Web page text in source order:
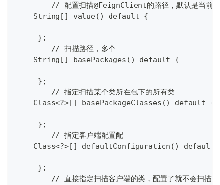
// 配置扫描@FeignClient的路径，默认是当
    String[] value() default {
     };
	// 扫描路径，多个
    String[] basePackages() default {
     };
	// 指定扫描某个类所在包下的所有类
    Class<?>[] basePackageClasses() default {
     };
	// 指定客户端配置配
Class<?>[] defaultConfiguration() default
     };
	// 直接指定扫描客户端的类，配置了就不会扫描